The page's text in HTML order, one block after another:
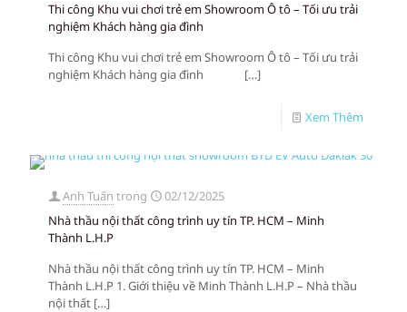
Thi công Khu vui chơi trẻ em Showroom Ô tô – Tối ưu trải
nghiệm Khách hàng gia đình
Thi công Khu vui chơi trẻ em Showroom Ô tô – Tối ưu trải
nghiệm Khách hàng gia đình
[…]
Xem Thêm
Anh Tuấn trong
02/12/2025
Nhà thầu nội thất công trình uy tín TP. HCM – Minh
Thành L.H.P
Nhà thầu nội thất công trình uy tín TP. HCM – Minh
Thành L.H.P 1. Giới thiệu về Minh Thành L.H.P – Nhà thầu
nội thất […]